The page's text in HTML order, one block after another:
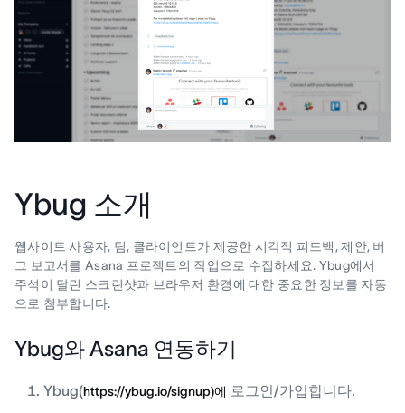
Ybug 소개
웹사이트 사용자, 팀, 클라이언트가 제공한 시각적 피드백, 제안, 버
그 보고서를 Asana 프로젝트의 작업으로 수집하세요. Ybug에서
주석이 달린 스크린샷과 브라우저 환경에 대한 중요한 정보를 자동
으로 첨부합니다.
Ybug와 Asana 연동하기
Ybug(https://ybug.io/signup)에 로그인/가입합니다.